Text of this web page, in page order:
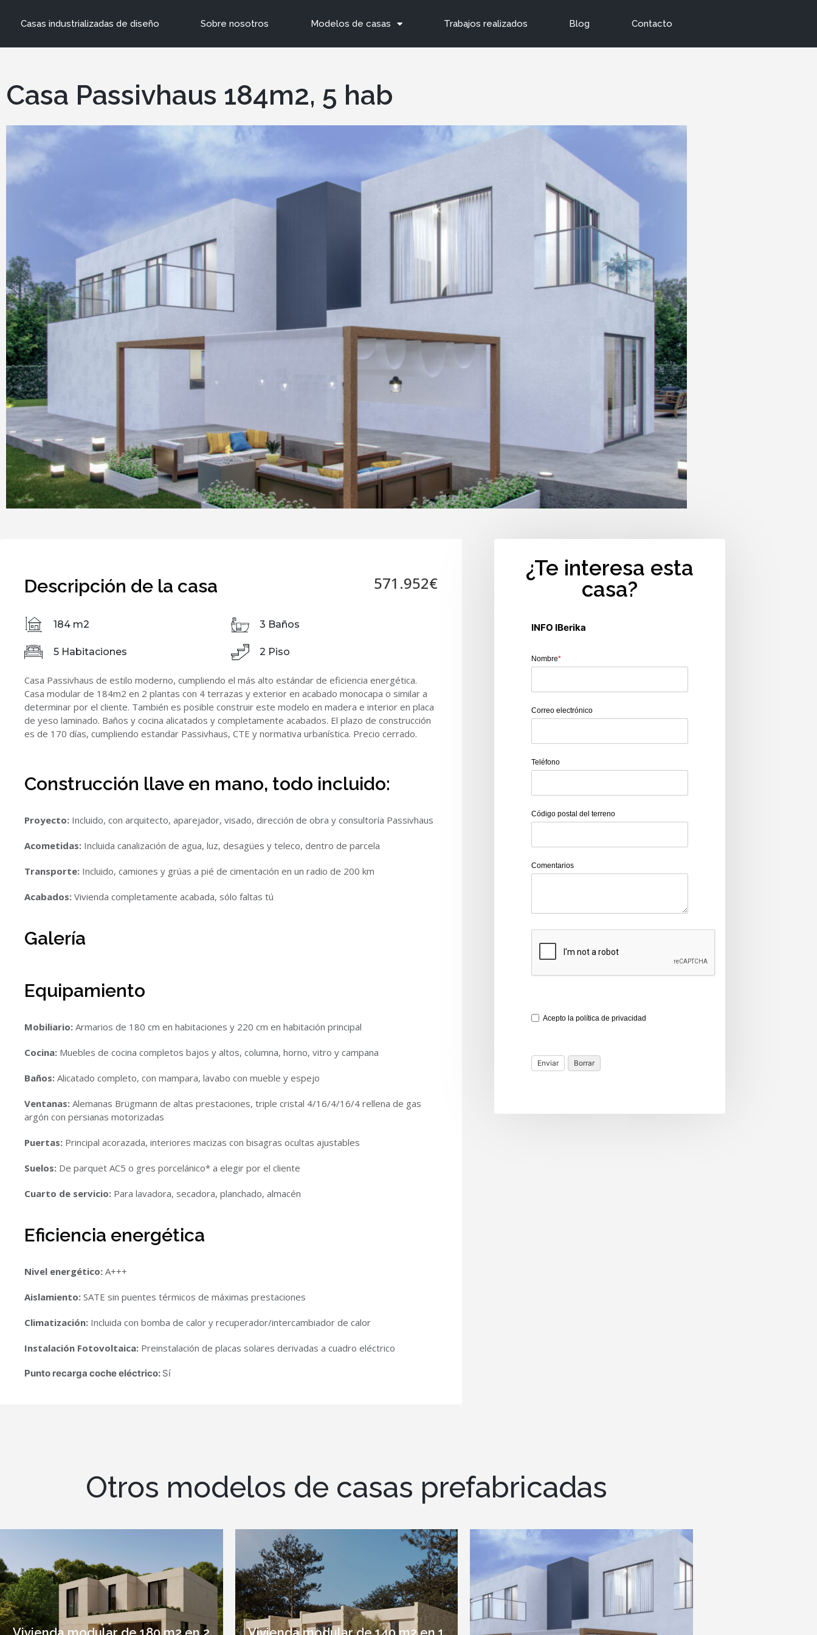
Casas industrializadas de diseño Sobre nosotros Modelos de casas Trabajos realizados Blog Contacto
Casa Passivhaus 184m2, 5 hab
Descripción de la casa 571.952€
184 m2
5 Habitaciones
3 Baños
2 Piso
Casa Passivhaus de estilo moderno, cumpliendo el más alto estándar de eficiencia energética.
Casa modular de 184m2 en 2 plantas con 4 terrazas y exterior en acabado monocapa o similar a
determinar por el cliente. También es posible construir este modelo en madera e interior en placa
de yeso laminado. Baños y cocina alicatados y completamente acabados. El plazo de construcción
es de 170 días, cumpliendo estandar Passivhaus, CTE y normativa urbanística. Precio cerrado.
Construcción llave en mano, todo incluido:
Proyecto: Incluido, con arquitecto, aparejador, visado, dirección de obra y consultoría Passivhaus
Acometidas: Incluida canalización de agua, luz, desagües y teleco, dentro de parcela
Transporte: Incluido, camiones y grúas a pié de cimentación en un radio de 200 km
Acabados: Vivienda completamente acabada, sólo faltas tú
Galería
Equipamiento
Mobiliario: Armarios de 180 cm en habitaciones y 220 cm en habitación principal
Cocina: Muebles de cocina completos bajos y altos, columna, horno, vitro y campana
Baños: Alicatado completo, con mampara, lavabo con mueble y espejo
Ventanas: Alemanas Brügmann de altas prestaciones, triple cristal 4/16/4/16/4 rellena de gas
argón con persianas motorizadas
Puertas: Principal acorazada, interiores macizas con bisagras ocultas ajustables
Suelos: De parquet AC5 o gres porcelánico* a elegir por el cliente
Cuarto de servicio: Para lavadora, secadora, planchado, almacén
Eficiencia energética
Nivel energético: A+++
Aislamiento: SATE sin puentes térmicos de máximas prestaciones
Climatización: Incluida con bomba de calor y recuperador/intercambiador de calor
Instalación Fotovoltaica: Preinstalación de placas solares derivadas a cuadro eléctrico
Punto recarga coche eléctrico: Sí
¿Te interesa esta
casa?
INFO IBerika
Nombre*
Correo electrónico
Teléfono
Código postal del terreno
Comentarios
Acepto la política de privacidad
Otros modelos de casas prefabricadas